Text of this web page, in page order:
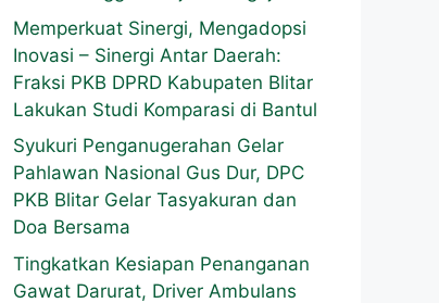
Memperkuat Sinergi, Mengadopsi
Inovasi – Sinergi Antar Daerah:
Fraksi PKB DPRD Kabupaten Blitar
Lakukan Studi Komparasi di Bantul
Syukuri Penganugerahan Gelar
Pahlawan Nasional Gus Dur, DPC
PKB Blitar Gelar Tasyakuran dan
Doa Bersama
Tingkatkan Kesiapan Penanganan
Gawat Darurat, Driver Ambulans